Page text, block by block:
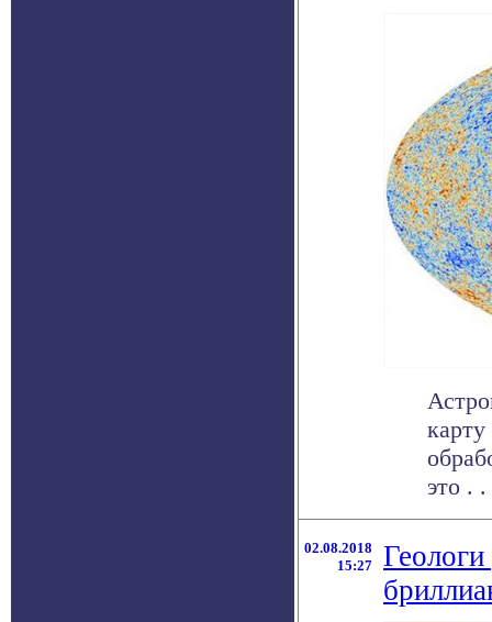
это .
02.08.2018
15:27